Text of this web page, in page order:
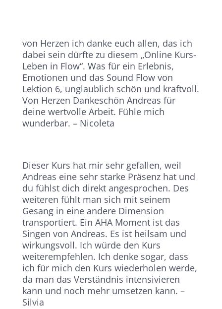
von Herzen ich danke euch allen, das ich
dabei sein dürfte zu diesem „Online Kurs-
Leben in Flow“. Was für ein Erlebnis,
Emotionen und das Sound Flow von
Lektion 6, unglaublich schön und kraftvoll.
Von Herzen Dankeschön Andreas für
deine wertvolle Arbeit. Fühle mich
wunderbar. – Nicoleta
Dieser Kurs hat mir sehr gefallen, weil
Andreas eine sehr starke Präsenz hat und
du fühlst dich direkt angesprochen. Des
weiteren fühlt man sich mit seinem
Gesang in eine andere Dimension
transportiert. Ein AHA Moment ist das
Singen von Andreas. Es ist heilsam und
wirkungsvoll. Ich würde den Kurs
weiterempfehlen. Ich denke sogar, dass
ich für mich den Kurs wiederholen werde,
da man das Verständnis intensivieren
kann und noch mehr umsetzen kann. –
Silvia